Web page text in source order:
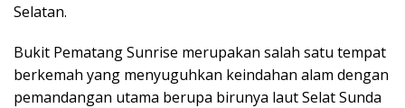
Selatan.
Bukit Pematang Sunrise merupakan salah satu tempat
berkemah yang menyuguhkan keindahan alam dengan
pemandangan utama berupa birunya laut Selat Sunda